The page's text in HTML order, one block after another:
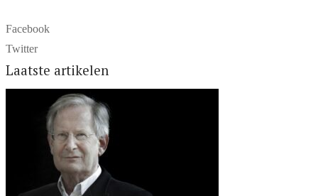
Facebook
Twitter
Laatste artikelen